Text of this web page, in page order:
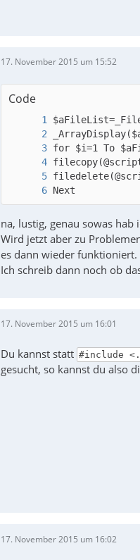
17. November 2015 um 15:52
Code
Next
na, lustig, genau sowas hab
Wird jetzt aber zu
es dann wieder funktioniert.
Ich schreib dann noch ob
17. November 2015 um 16:01
Du kannst statt #include
gesucht, so kannst du also
17. November 2015 um 16:02